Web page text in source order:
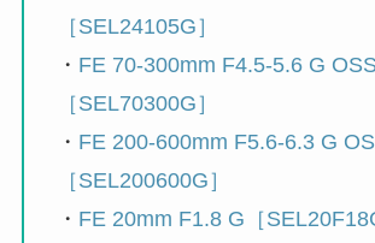
［SEL24105G］
・ FE 70-300mm F4.5-5.6 G
［SEL70300G］
・ FE 200-600mm F5.6-6.3 G
［SEL200600G］
・ FE 20mm F1.8 G［